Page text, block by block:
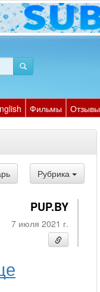
Фильмы Отзывы
Рубрика
PUP.BY
7 июля 2021 г.